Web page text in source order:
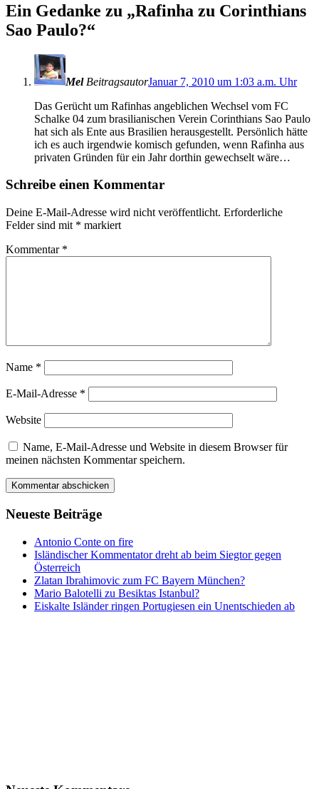
Ein Gedanke zu „Rafinha zu Corinthians
Sao Paulo?“
Mel BeitragsautorJanuar 7, 2010 um 1:03 a.m. Uhr
Das Gerücht um Rafinhas angeblichen Wechsel vom FC
Schalke 04 zum brasilianischen Verein Corinthians Sao Paulo
hat sich als Ente aus Brasilien herausgestellt. Persönlich hätte
ich es auch irgendwie komisch gefunden, wenn Rafinha aus
privaten Gründen für ein Jahr dorthin gewechselt wäre…
Schreibe einen Kommentar
Deine E-Mail-Adresse wird nicht veröffentlicht. Erforderliche
Felder sind mit * markiert
Kommentar *
Name *
E-Mail-Adresse *
Website
Name, E-Mail-Adresse und Website in diesem Browser für
meinen nächsten Kommentar speichern.
Neueste Beiträge
Antonio Conte on fire
Isländischer Kommentator dreht ab beim Siegtor gegen
Österreich
Zlatan Ibrahimovic zum FC Bayern München?
Mario Balotelli zu Besiktas Istanbul?
Eiskalte Isländer ringen Portugiesen ein Unentschieden ab